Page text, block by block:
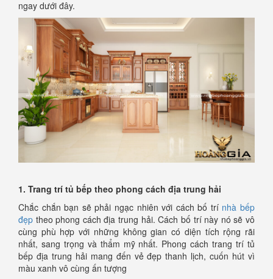
ngay dưới đây.
1. Trang trí tủ bếp theo phong cách địa trung hải
Chắc chắn bạn sẽ phải ngạc nhiên với cách bố trí nhà bếp
đẹp theo phong cách địa trung hải. Cách bố trí này nó sẽ vô
cùng phù hợp với những không gian có diện tích rộng rãi
nhất, sang trọng và thẩm mỹ nhất. Phong cách trang trí tủ
bếp địa trung hải mang đến vẻ đẹp thanh lịch, cuốn hút vì
màu xanh vô cùng ấn tượng